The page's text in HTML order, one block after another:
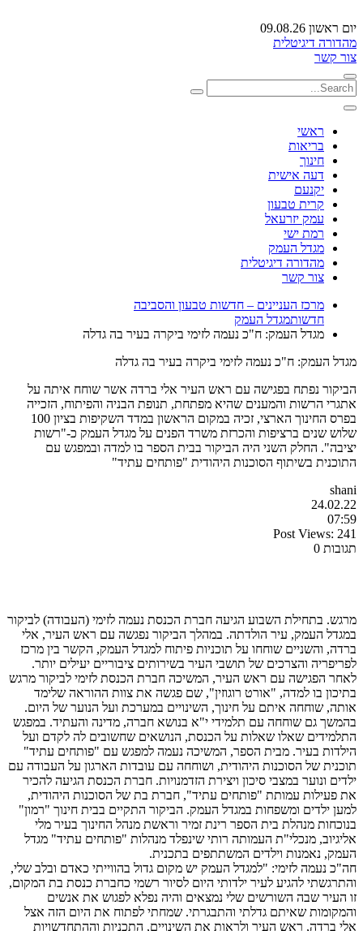
יום ראשון 09.08.26
מהדורה דיגיטלית
צור קשר
ראשי
בריאות
חינוך
דעה אישית
יקנעם
קרית טבעון
עמק יזרעאל
רמת ישי
מגדל העמק
מהדורה דיגיטלית
צור קשר
מרכז העניינים – חדשות טבעון והסביבה
חדשותמגדל העמק
מגדל העמק: ח"כ נעמה לזימי ביקרה בעיר בה גדלה
מגדל העמק: ח"כ נעמה לזימי ביקרה בעיר בה גדלה
הביקור נפתח בפגישה עם ראש העיר אלי ברדה אשר שוחח איתה על
אתגרי הרשות והמענים שהיא מפתחת, תנופת הבניה והפיתוח, הזכייה
בפרס החינוך הארצי, זכיה במקום הראשון במדד השקיפות בציון 100
שלוש שנים ברציפות והכרזת משרד הפנים על מגדל העמק כ-"רשות
יציבה". החלק השני היה הביקור בבית הספר בו למדה ובמפגש עם
התוכנית בשיתוף הסוכנות היהודית "פותחים עתיד"
shani
24.02.22
07:59
Post Views: 241
תגובות 0
מרגש. בתחילת השבוע הגיעה חברת הכנסת נעמה לזימי (העבודה) לביקור
במגדל העמק, עיר הולדתה. במהלך הביקור נפגשה עם ראש העיר, אלי
ברדה, והשניים שוחחו על תוכניות פיתוח למגדל העמק, הקשר בין מרכז
לפריפריה והצרכים של תושבי העיר בשירותים ציבוריים יעילים יותר.
לאחר הפגישה עם ראש העיר, המשיכה חברת הכנסת לזימי לביקור מרגש
בתיכון בו למדה, "אורט רוגוזין", שם פגשה את צוות ההוראה שלימד
אותה, שוחחה איתם על חינוך, השינויים במערכת ועל הנוער של היום.
בהמשך גם שוחחה עם תלמידי י"א בנושא חברה, מדינה והעתיד. במפגש
התלמידים שאלו שאלות על הכנסת, הנושאים שחשובים לה לקדם ועל
הילדות בעיר. מבית הספר, המשיכה נעמה למפגש עם "פותחים עתיד"
תוכנית של הסוכנות היהודית, ושוחחה עם עובדות הארגון על העבודה עם
ילדים ונוער במצבי סיכון ויצירת הזדמנויות. חברת הכנסת הגיעה להכיר
את פעילות עמותת "פותחים עתיד", חברת בת של הסוכנות היהודית,
למען ילדים ומשפחות במגדל העמק. הביקור התקיים בבית חינוך "רמון"
בנוכחות מנהלת בית הספר רינת זמיר וראשת מנהל החינוך בעיר מלי
אליגיוב, מנכלי"ת העמותה רותי שינפלד מנהלות "פותחים עתיד" מגדל
העמק, נאמנות וילדים המשתתפים בתכנית.
חה"כ נעמה לזימי: "למגדל העמק יש מקום גדול בהווייתי כאדם ובלב שלי,
והתרגשתי להגיע לעיר ילדותי היום לסיור רשמי כחברת כנסת בת המקום,
זו העיר שבה השורשים שלי נמצאים והיה נפלא לפגוש את אנשים
והמקומות שאיתם גדלתי והתבגרתי. שמחתי לפתוח את היום הזה אצל
אלי ברדה, ראש העיר ולראות את השינויים, התכניות וההתחדשויות